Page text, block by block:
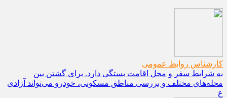
کارشناس روابط عمومی
به شرایط سفر و محل اقامت بستگی دارد. برای گشتن بین
محله‌های مختلف و بررسی مناطق مسکونی، خودرو می‌تواند آزادی
ع